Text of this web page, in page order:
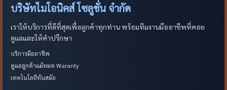
บริษัทไมโอนิคส์ โซลูชั่น จำกัด
เราให้บริการที่ดีที่สุดเพื่อลูกค้าทุกท่าน พร้อมทีมงานมืออาชีพที่คอย
ดูแลและให้คำปรึกษา
บริการมืออาชีพ
ดูแลลูกค้าแม้หมด Waranty
เทคโนโลยีทันสมัย